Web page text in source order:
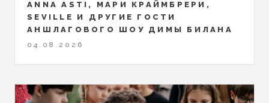
ANNA ASTI, МАРИ КРАЙМБРЕРИ,
SEVILLE И ДРУГИЕ ГОСТИ
АНШЛАГОВОГО ШОУ ДИМЫ БИЛАНА
04.08.2026